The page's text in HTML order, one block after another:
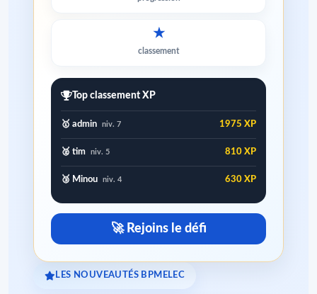
★
classement
Top classement XP
🥇 admin niv. 7 1975 XP
🥈 tim niv. 5 810 XP
🥉 Minou niv. 4 630 XP
🚀 Rejoins le défi
LES NOUVEAUTÉS BPMELEC